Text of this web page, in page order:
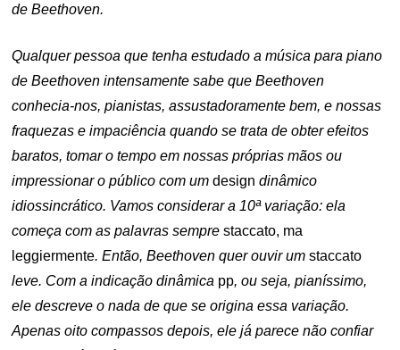
de Beethoven.
Qualquer pessoa que tenha estudado a música para piano
de Beethoven intensamente sabe que Beethoven
conhecia-nos, pianistas, assustadoramente bem, e nossas
fraquezas e impaciência quando se trata de obter efeitos
baratos, tomar o tempo em nossas próprias mãos ou
impressionar o público com umdesign dinâmico
idiossincrático. Vamos considerar a 10ª variação: ela
começa com as palavras semprestaccato, ma
leggiermente. Então, Beethoven quer ouvir umstaccato
leve. Com a indicação dinâmica pp, ou seja, pianíssimo,
ele descreve o nada de que se origina essa variação.
Apenas oito compassos depois, ele já parece não confiar